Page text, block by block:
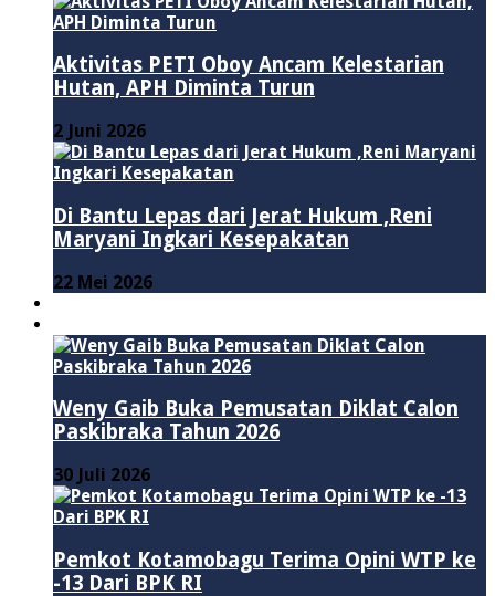
Aktivitas PETI Oboy Ancam Kelestarian
Hutan, APH Diminta Turun
2 Juni 2026
Di Bantu Lepas dari Jerat Hukum ,Reni
Maryani Ingkari Kesepakatan
22 Mei 2026
Weny Gaib Buka Pemusatan Diklat Calon
Paskibraka Tahun 2026
30 Juli 2026
Pemkot Kotamobagu Terima Opini WTP ke
-13 Dari BPK RI